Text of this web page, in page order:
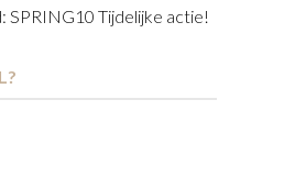
SPRING10 Tijdelijke actie!